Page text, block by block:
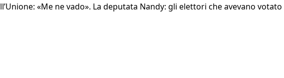
«Me ne vado». La deputata Nandy: gli elettori che avevano